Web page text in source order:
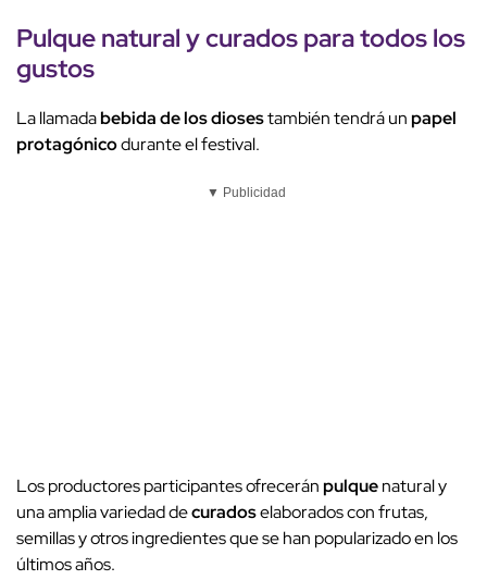
Pulquenatural ycuradospara todos los
gustos
La llamadabebida de los diosestambién tendrá unpapel
protagónicodurante el festival.
▼ Publicidad
Los productores participantes ofreceránpulquenatural y
una amplia variedad decuradoselaborados con frutas,
semillas y otros ingredientes que se han popularizado en los
últimos años.